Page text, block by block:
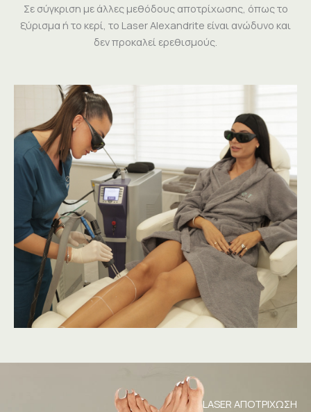
Σε σύγκριση με άλλες μεθόδους αποτρίχωσης, όπως το
ξύρισμα ή το κερί, το Laser Alexandrite είναι ανώδυνο και
δεν προκαλεί ερεθισμούς.
LASER ΑΠΟΤΡΙΧΩΣΗ